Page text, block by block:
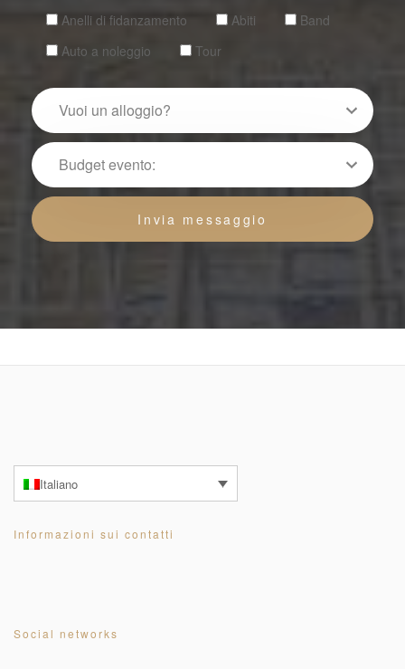
Anelli di fidanzamento
Abiti
Band
Auto a noleggio
Tour
Italiano
Informazioni sui contatti
Social networks